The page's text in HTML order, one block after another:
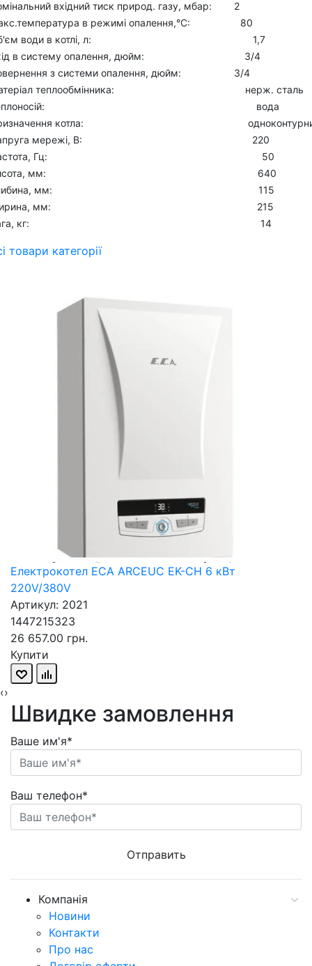
вхідний тиск природ. газу, мбар: 2
в режимі опалення,°С: 80
води в котлі, л: 1,7
в систему опалення, дюйм: 3/4
з системи опалення, дюйм: 3/4
теплообмінника: нерж. сталь
вода
котла:
мережі, В: 220
Гц: 50
мм: 640
мм: 115
мм: 215
кг: 14
товари категорії
Електрокотел ECA ARCEUC EK-CH 6 кВт
220V/380V
Артикул: 2021
1447215323
26 657.00 грн.
Купити
‹›
Швидке замовлення
Ваше им'я*
Ваш телефон*
Компанія
Новини
Контакти
Про нас